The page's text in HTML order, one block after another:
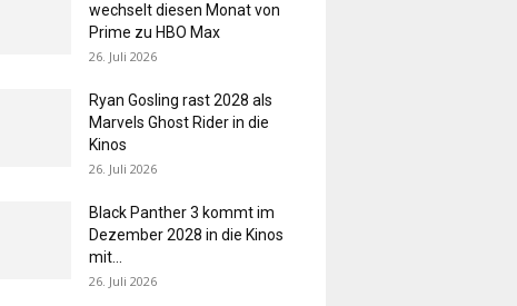
wechselt diesen Monat von
Prime zu HBO Max
26. Juli 2026
Ryan Gosling rast 2028 als
Marvels Ghost Rider in die
Kinos
26. Juli 2026
Black Panther 3 kommt im
Dezember 2028 in die Kinos
mit...
26. Juli 2026